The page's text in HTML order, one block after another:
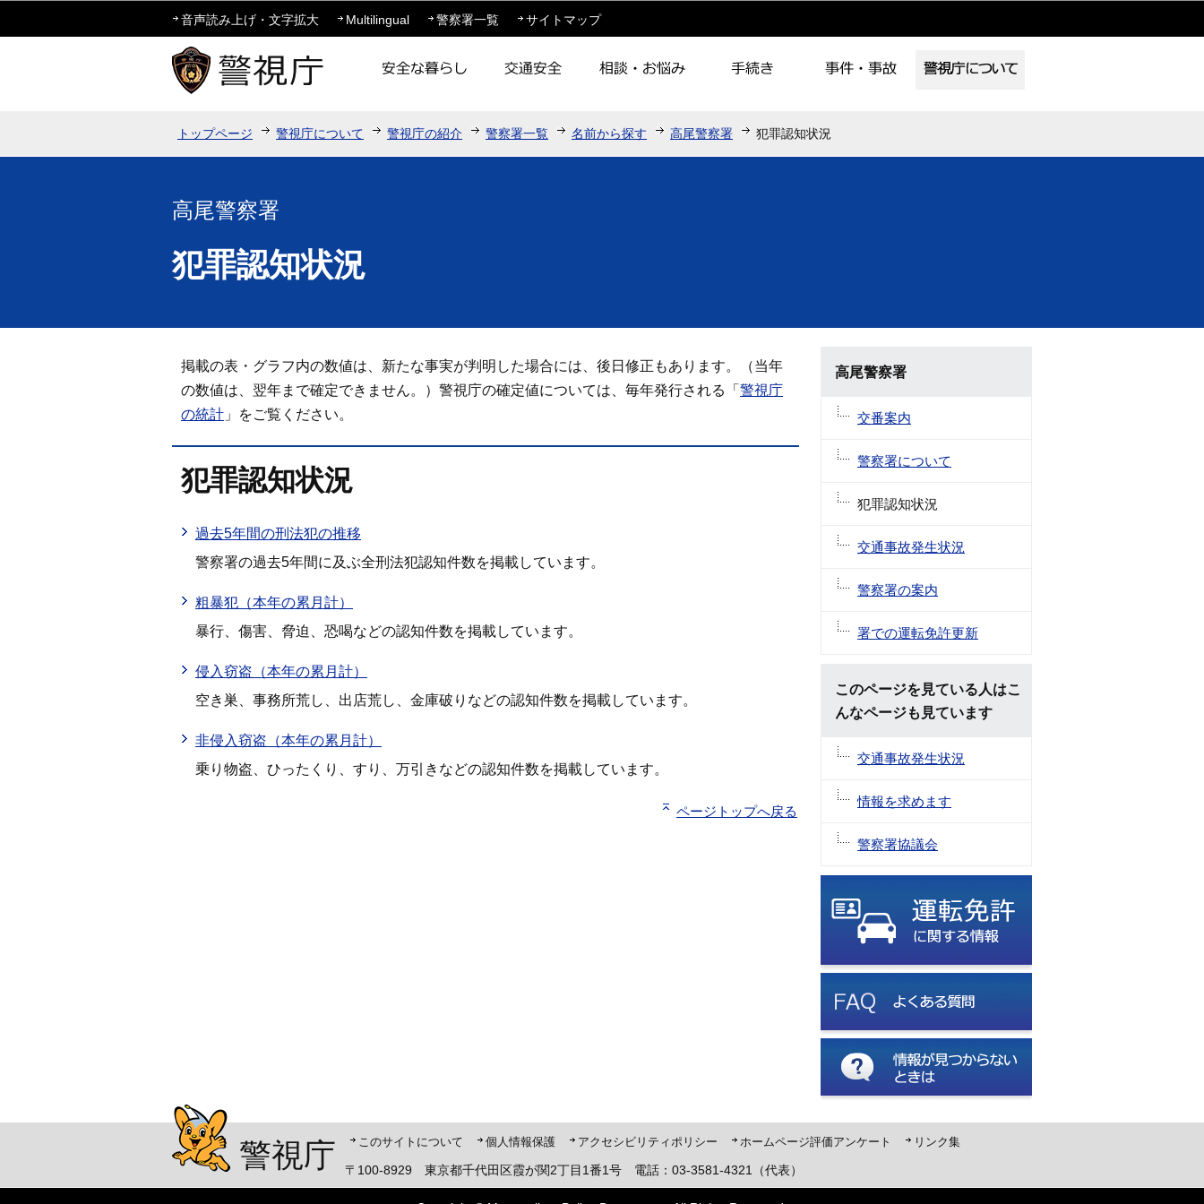
このページの本文へ移動
音声読み上げ・文字拡大 Multilingual 警察署一覧 サイトマップ
トップページ 警視庁について 警視庁の紹介 警察署一覧 名前から探す 高尾警察署 犯罪認知状況
高尾警察署
犯罪認知状況
掲載の表・グラフ内の数値は、新たな事実が判明した場合には、後日修正もあります。（当年
の数値は、翌年まで確定できません。）警視庁の確定値については、毎年発行される「 警視庁
の統計 」をご覧ください。
犯罪認知状況
過去5年間の刑法犯の推移
警察署の過去5年間に及ぶ全刑法犯認知件数を掲載しています。
粗暴犯（本年の累月計）
暴行、傷害、脅迫、恐喝などの認知件数を掲載しています。
侵入窃盗（本年の累月計）
空き巣、事務所荒し、出店荒し、金庫破りなどの認知件数を掲載しています。
非侵入窃盗（本年の累月計）
乗り物盗、ひったくり、すり、万引きなどの認知件数を掲載しています。
ページトップへ戻る
高尾警察署
交番案内
警察署について
犯罪認知状況
交通事故発生状況
警察署の案内
署での運転免許更新
このページを見ている人はこ
んなページも見ています
交通事故発生状況
情報を求めます
警察署協議会
警視庁 このサイトについて 個人情報保護 アクセシビリティポリシー ホームページ評価アンケート リンク集
〒100-8929 東京都千代田区霞が関2丁目1番1号 電話：03-3581-4321（代表）